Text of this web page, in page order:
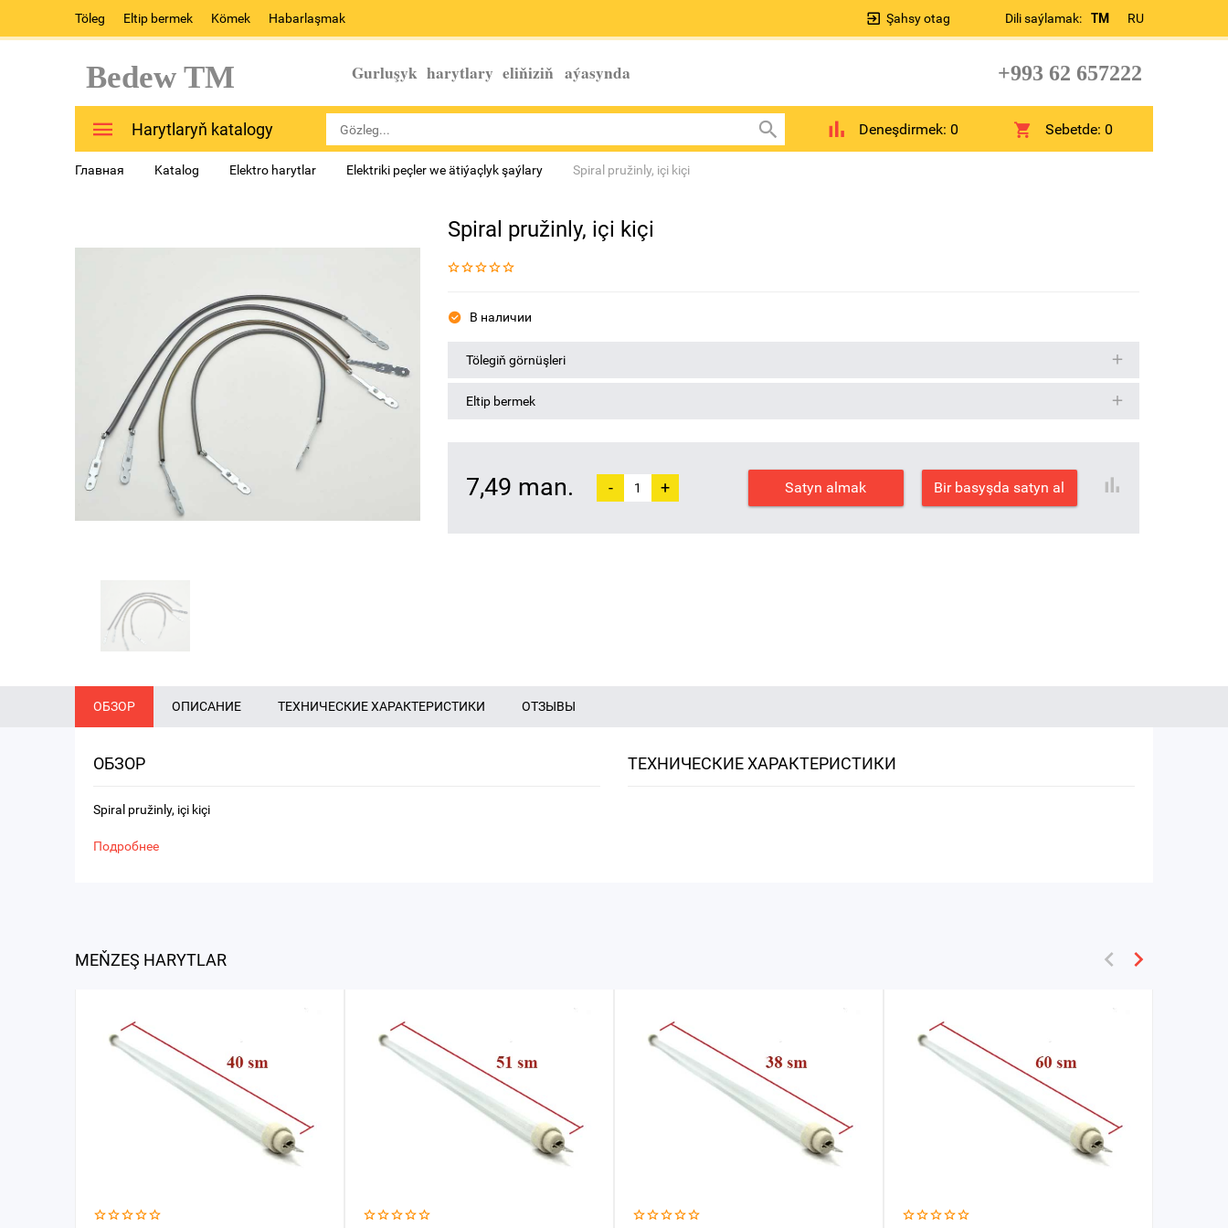
Töleg Eltip bermek Kömek Habarlaşmak Dili saýlamak: TM RU
Şahsy otag
Bedew TM Gurluşyk harytlary eliňiziň aýasynda +993 62 657222
Harytlaryň katalogy Deneşdirmek: 0 Sebetde:0
Главная Katalog Elektro harytlar Elektriki peçler we ätiýaçlyk şaýlary Spiral pružinly, içi kiçi
Spiral pružinly, içi kiçi
В наличии
Tölegiň görnüşleri
Eltip bermek
7,49 man. - + Satyn almak Bir basyşda satyn al
ОБЗОР ОПИСАНИЕ ТЕХНИЧЕСКИЕ ХАРАКТЕРИСТИКИ ОТЗЫВЫ
ОБЗОР
Spiral pružinly, içi kiçi
Подробнее
ТЕХНИЧЕСКИЕ ХАРАКТЕРИСТИКИ
MEŇZEŞ HARYTLAR